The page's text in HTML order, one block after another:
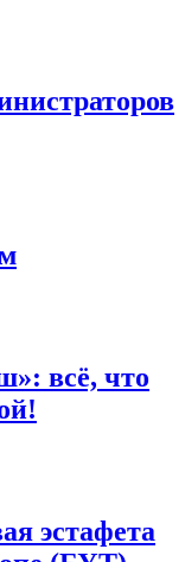
всё, что
эстафета